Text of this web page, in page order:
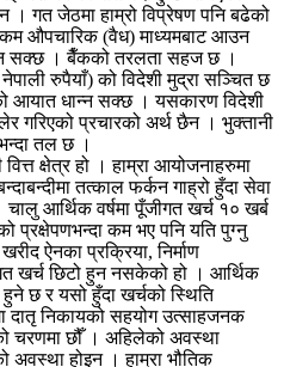
। गत जेठमा हाम्रो विप्रेषण पनि बढेको
औपचारिक (वैध) माध्यमबाट आउन
सक्छ । बैँकको तरलता सहज छ ।
रुपैयाँ) को विदेशी मुद्रा सञ्चित छ
आयात धान्न सक्छ । यसकारण विदेशी
गरिएको प्रचारको अर्थ छैन । भुक्तानी
तल छ ।
क्षेत्र हो । हाम्रा आयोजनाहरुमा
तत्काल फर्कन गाह्रो हुँदा सेवा
आर्थिक वर्षमा पूँजीगत खर्च १० खर्ब
कम भए पनि यति पुग्नु
ऐनका प्रक्रिया, निर्माण
खर्च छिटो हुन नसकेको हो । आर्थिक
हुने छ र यसो हुँदा खर्चको स्थिति
दातृ निकायको सहयोग उत्साहजनक
चरणमा छौँ । अहिलेको अवस्था
अवस्था होइन । हाम्रा भौतिक